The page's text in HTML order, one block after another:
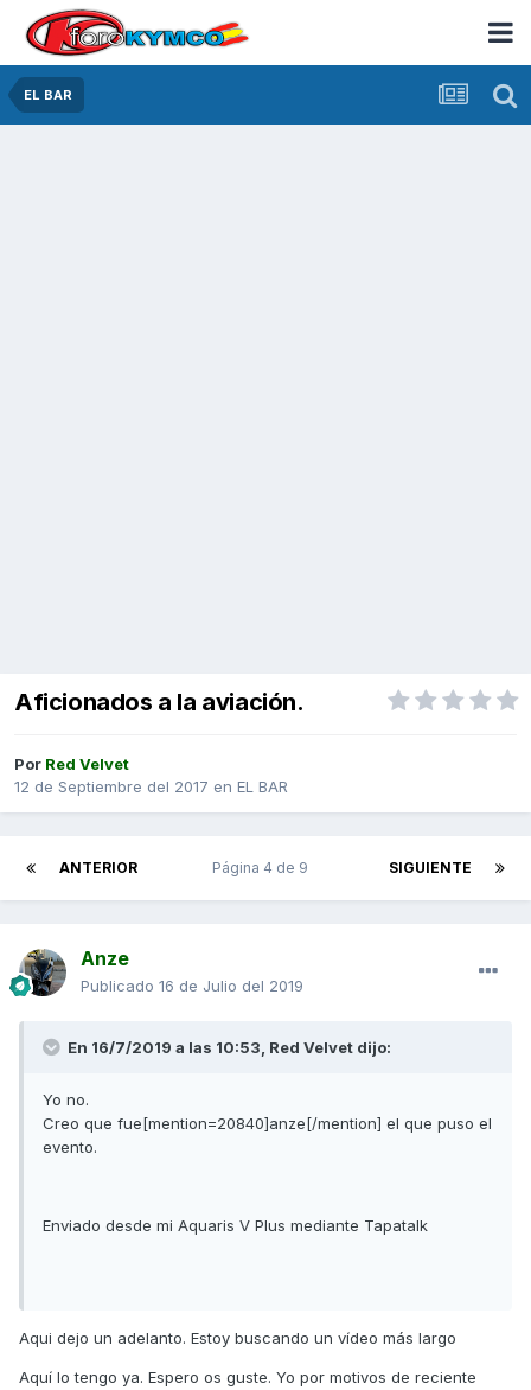
EL BAR
Aficionados a la aviación.
Por Red Velvet
12 de Septiembre del 2017 en EL BAR
ANTERIOR SIGUIENTE
Página 4 de 9
Anze
Publicado 16 de Julio del 2019
En 16/7/2019 a las 10:53, Red Velvet dijo:
Yo no.
Creo que fue[mention=20840]anze[/mention] el que puso el
evento.
Enviado desde mi Aquaris V Plus mediante Tapatalk
Aqui dejo un adelanto. Estoy buscando un vídeo más largo
Aquí lo tengo ya. Espero os guste. Yo por motivos de reciente